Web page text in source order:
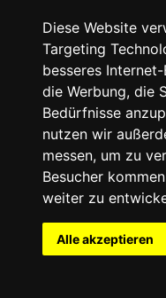
Diese Website
Targeting
besseres
die Werbung, die
Bedürfnisse
nutzen wir
messen, um zu
Besucher
weiter zu
Alle akzeptieren